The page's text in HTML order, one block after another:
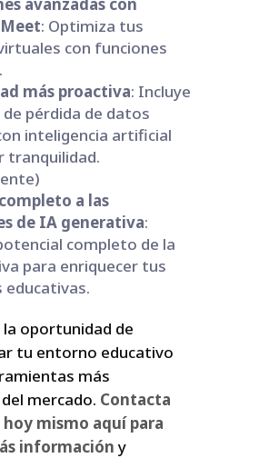
: Optimiza tus
con funciones
más proactiva: Incluye
pérdida de datos
inteligencia artificial
tranquilidad.
a las
de IA generativa:
completo de la
para enriquecer tus
educativas.
oportunidad de
tu entorno educativo
más
mercado. Contacta
hoy mismo aquí para
informacióny